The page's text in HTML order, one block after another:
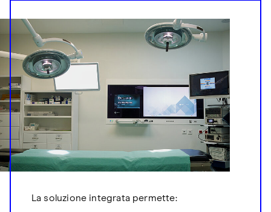
La soluzione integrata permette: